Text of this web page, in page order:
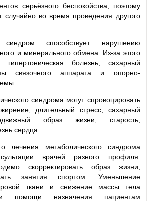
серьёзного беспокойства, поэтому
случайно во время проведения другого
синдром способствует нарушению
и минерального обмена. Из-за этого
гипертоническая болезнь, сахарный
связочного аппарата и опорно-
синдрома могут спровоцировать
длительный стресс, сахарный
образ жизни, старость,
сердца.
лечения метаболического синдрома
врачей разного профиля.
скорректировать образ жизни,
занятия спортом. Уменьшение
ткани и снижение массы тела
помощи назначения пациентам